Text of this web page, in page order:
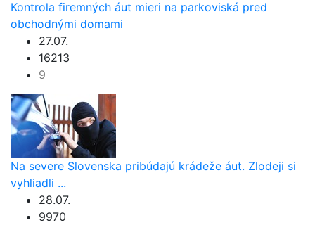
Kontrola firemných áut mieri na parkoviská pred
obchodnými domami
27.07.
16213
9
Na severe Slovenska pribúdajú krádeže áut. Zlodeji si
vyhliadli ...
28.07.
9970